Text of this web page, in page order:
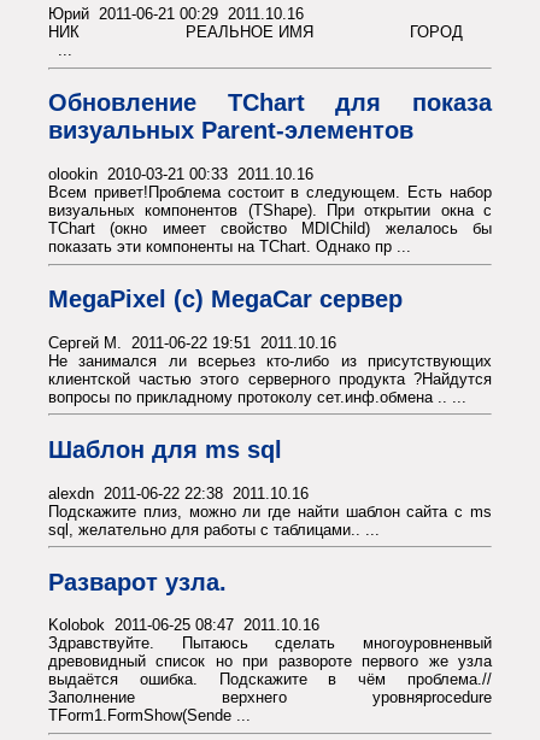
Юрий 2011-06-21 00:29 2011.10.16
НИК РЕАЛЬНОЕ ИМЯ ГОРОД
...
Обновление TChart для показа
визуальных Parent-элементов
olookin 2010-03-21 00:33 2011.10.16
Всем привет!Проблема состоит в следующем. Есть набор
визуальных компонентов (TShape). При открытии окна с
TChart (окно имеет свойство MDIChild) желалось бы
показать эти компоненты на TChart. Однако пр ...
MegaPixel (с) MegaCar сервер
Сергей М. 2011-06-22 19:51 2011.10.16
Не занимался ли всерьез кто-либо из присутствующих
клиентской частью этого серверного продукта ?Найдутся
вопросы по прикладному протоколу сет.инф.обмена .. ...
Шаблон для ms sql
alexdn 2011-06-22 22:38 2011.10.16
Подскажите плиз, можно ли где найти шаблон сайта с ms
sql, желательно для работы с таблицами.. ...
Разварот узла.
Kolobok 2011-06-25 08:47 2011.10.16
Здравствуйте. Пытаюсь сделать многоуровненвый
древовидный список но при развороте первого же узла
выдаётся ошибка. Подскажите в чём проблема.//
Заполнение верхнего уровняprocedure
TForm1.FormShow(Sende ...